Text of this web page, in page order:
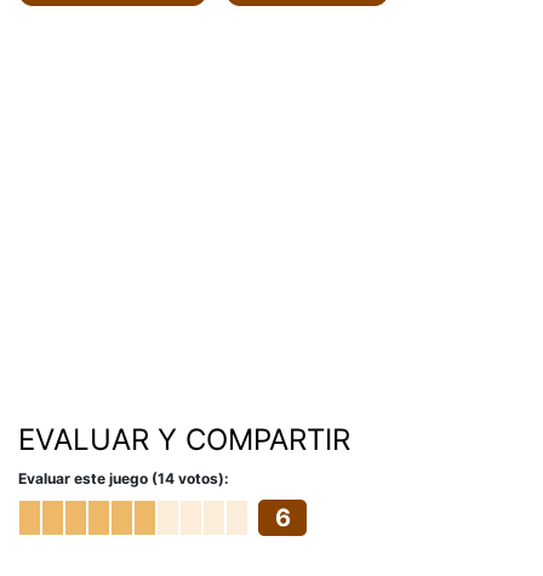
EVALUAR Y COMPARTIR
Evaluar este juego (14 votos):
6